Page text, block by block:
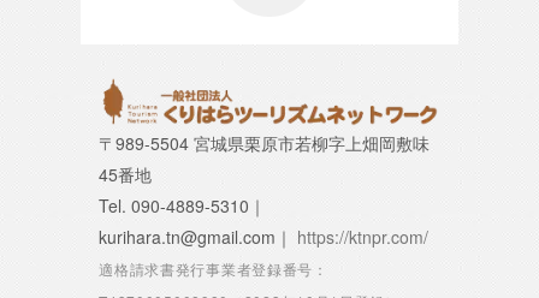
〒989-5504 宮城県栗原市若柳字上畑岡敷味
45番地
Tel. 090-4889-5310｜
kurihara.tn@gmail.com｜ https://ktnpr.com/
適格請求書発行事業者登録番号：